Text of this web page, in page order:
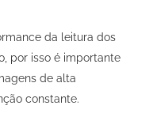
da leitura dos
por isso é importante
de alta
constante.